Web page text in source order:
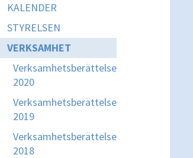
KALENDER
STYRELSEN
VERKSAMHET
Verksamhetsberättelse
2020
Verksamhetsberättelse
2019
Verksamhetsberättelse
2018